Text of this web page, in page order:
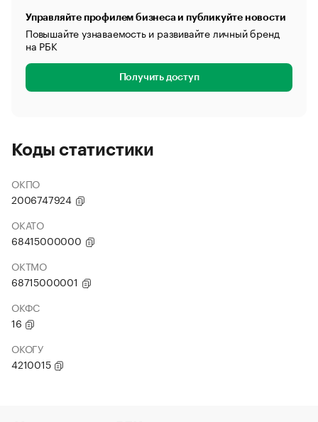
Управляйте профилем бизнеса и публикуйте новости
Повышайте узнаваемость и развивайте личный бренд
на РБК
Получить доступ
Коды статистики
ОКПО
2006747924
ОКАТО
68415000000
ОКТМО
68715000001
ОКФС
16
ОКОГУ
4210015